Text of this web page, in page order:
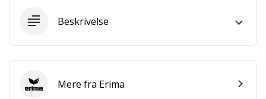
artikler
Beskrivelse
ErimaMere fra Erima